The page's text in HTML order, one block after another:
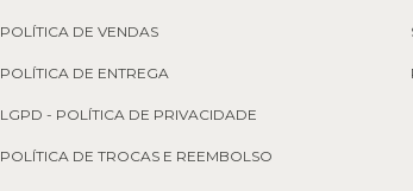
POLÍTICA DE VENDAS
POLÍTICA DE ENTREGA
LGPD - POLÍTICA DE PRIVACIDADE
POLÍTICA DE TROCAS E REEMBOLSO